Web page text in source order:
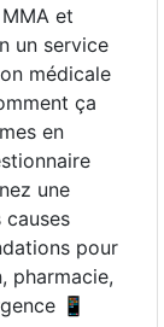
et
un service
médicale
ça
en
une
causes
pour
pharmacie,
📱